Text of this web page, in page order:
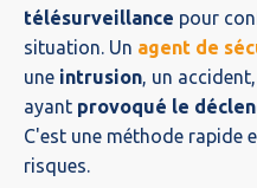
télésurveillance pour
situation. Un agent de
une intrusion , un
ayant provoqué le
C'est une méthode rapide
risques.